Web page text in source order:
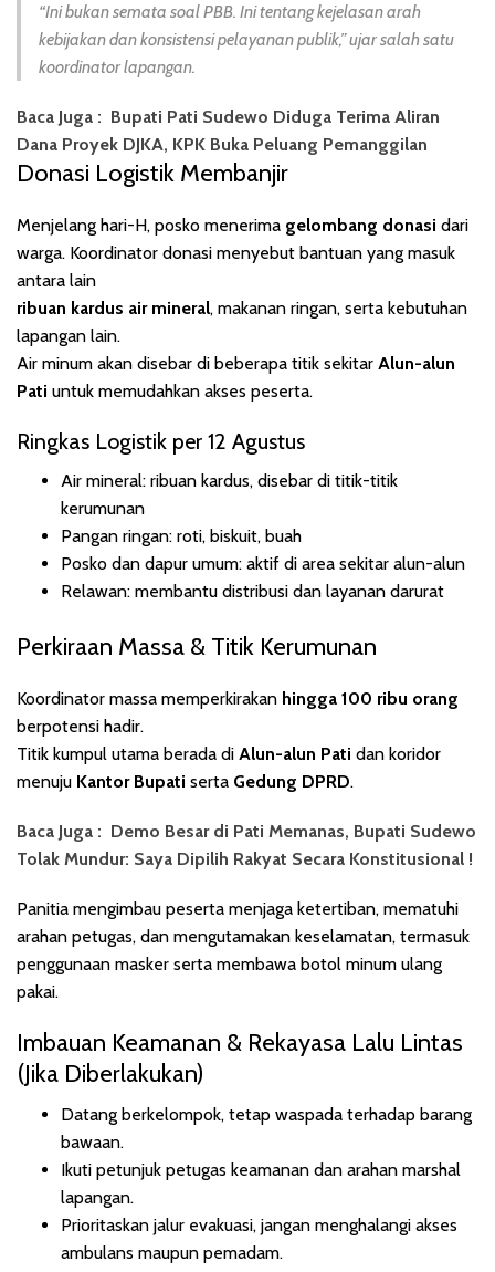
“Ini bukan semata soal PBB. Ini tentang kejelasan arah
kebijakan dan konsistensi pelayanan publik,” ujar salah satu
koordinator lapangan.
Baca Juga : Bupati Pati Sudewo Diduga Terima Aliran
Dana Proyek DJKA, KPK Buka Peluang Pemanggilan
Donasi Logistik Membanjir
Menjelang hari-H, posko menerima gelombang donasi dari
warga. Koordinator donasi menyebut bantuan yang masuk
antara lain
ribuan kardus air mineral, makanan ringan, serta kebutuhan
lapangan lain.
Air minum akan disebar di beberapa titik sekitar Alun-alun
Pati untuk memudahkan akses peserta.
Ringkas Logistik per 12 Agustus
Air mineral: ribuan kardus, disebar di titik-titik
kerumunan
Pangan ringan: roti, biskuit, buah
Posko dan dapur umum: aktif di area sekitar alun-alun
Relawan: membantu distribusi dan layanan darurat
Perkiraan Massa & Titik Kerumunan
Koordinator massa memperkirakan hingga 100 ribu orang
berpotensi hadir.
Titik kumpul utama berada di Alun-alun Pati dan koridor
menuju Kantor Bupati serta Gedung DPRD.
Baca Juga : Demo Besar di Pati Memanas, Bupati Sudewo
Tolak Mundur: Saya Dipilih Rakyat Secara Konstitusional !
Panitia mengimbau peserta menjaga ketertiban, mematuhi
arahan petugas, dan mengutamakan keselamatan, termasuk
penggunaan masker serta membawa botol minum ulang
pakai.
Imbauan Keamanan & Rekayasa Lalu Lintas
(Jika Diberlakukan)
Datang berkelompok, tetap waspada terhadap barang
bawaan.
Ikuti petunjuk petugas keamanan dan arahan marshal
lapangan.
Prioritaskan jalur evakuasi, jangan menghalangi akses
ambulans maupun pemadam.